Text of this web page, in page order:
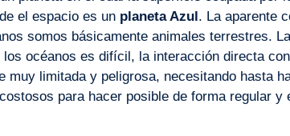
el espacio es un planeta Azul. La aparente
somos básicamente animales terrestres.
los océanos es difícil, la interacción directa
muy limitada y peligrosa, necesitando hasta
para hacer posible de forma regular y